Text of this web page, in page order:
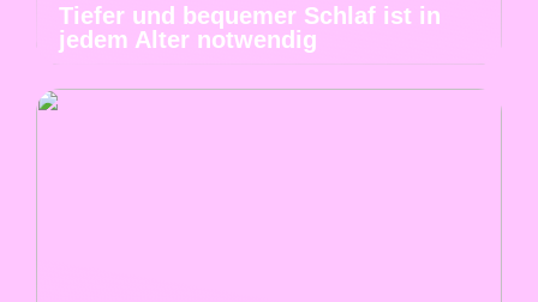
Tiefer und bequemer Schlaf ist in
jedem Alter notwendig